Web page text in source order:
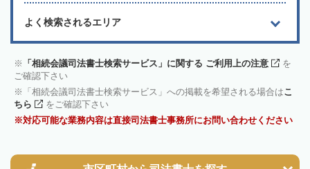
よく検索されるエリア
「相続会議司法書士検索サービス」に関する ご利用上の注意
を
ご確認下さい
「相続会議司法書士検索サービス」への掲載を希望される場合はこ
ちら
をご確認下さい
対応可能な業務内容は直接司法書士事務所にお問い合わせください